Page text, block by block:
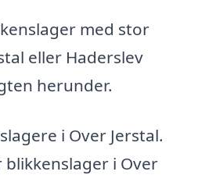
med stor
eller Haderslev
herunder.
i Over Jerstal.
blikkenslager i Over